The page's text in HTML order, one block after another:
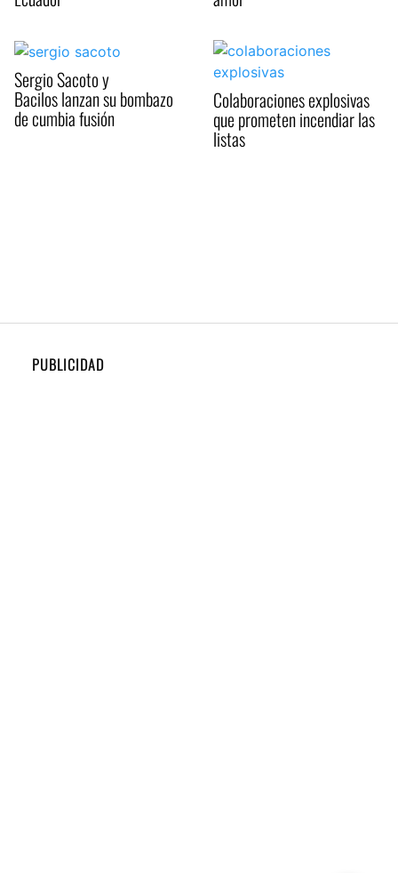
Sergio Sacoto y
Bacilos lanzan su bombazo
de cumbia fusión
Colaboraciones explosivas
que prometen incendiar las
listas
PUBLICIDAD